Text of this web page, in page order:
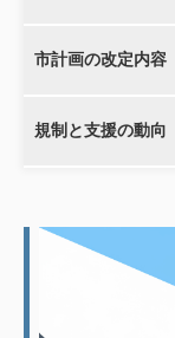
市計画の改定内容
規制と支援の動向